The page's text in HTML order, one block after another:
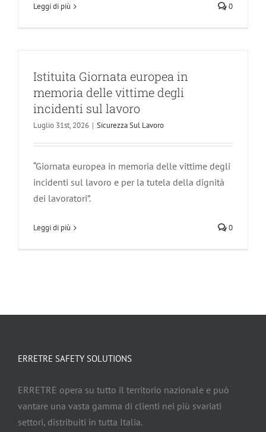
Leggi di più 0
Istituita Giornata europea in
memoria delle vittime degli
incidenti sul lavoro
Luglio 31st, 2026 | Sicurezza Sul Lavoro
“Giornata europea in memoria delle vittime degli
incidenti sul lavoro e per la tutela della dignità
dei lavoratori”.
Leggi di più 0
ERRETRE SAFETY SOLUTIONS
ERRETRE opera su tutto il territorio nazionale e può
vantare una vasta gamma di clienti nei più svariati
settori, distribuiti in tutta Italia.